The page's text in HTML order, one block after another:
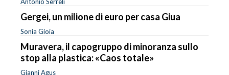
Gergei, un milione di euro per casa Giua
Sonia Gioia
Muravera, il capogruppo di minoranza sullo
stop alla plastica: «Caos totale»
Gianni Agus